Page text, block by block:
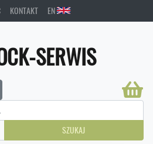
KONTAKT EN
SERWIS
SZUKAJ